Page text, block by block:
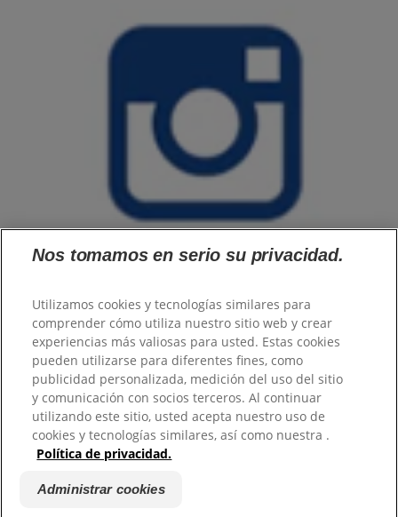
Familia
Mujer
Hombre
Tecnología
Productos
Sobre Protex
PRO
Política de privacidad Administrar cookies
Palmolive|Contacto
Nos tomamos en serio su privacidad.
Utilizamos cookies y tecnologías similares para
comprender cómo utiliza nuestro sitio web y crear
experiencias más valiosas para usted. Estas cookies
pueden utilizarse para diferentes fines, como
publicidad personalizada, medición del uso del sitio
y comunicación con socios terceros. Al continuar
utilizando este sitio, usted acepta nuestro uso de
cookies y tecnologías similares, así como nuestra .
Política de privacidad.
Administrar cookies